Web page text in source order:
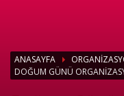
ANASAYFA
DOĞUM GÜNÜ